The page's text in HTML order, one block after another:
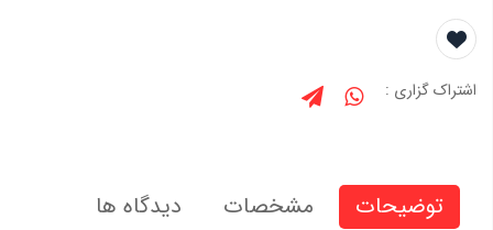
اشتراک گزاری :
توضیحات مشخصات دیدگاه ها